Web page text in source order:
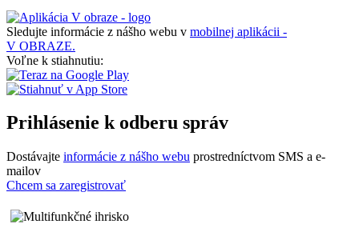
Sledujte informácie z nášho webu v mobilnej aplikácii -
V OBRAZE.
Voľne k stiahnutiu:
Prihlásenie k odberu správ
Dostávajte informácie z nášho webu prostredníctvom SMS a e-
mailov
Chcem sa zaregistrovať